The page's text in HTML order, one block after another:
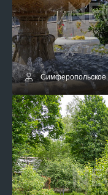
Симферопольское